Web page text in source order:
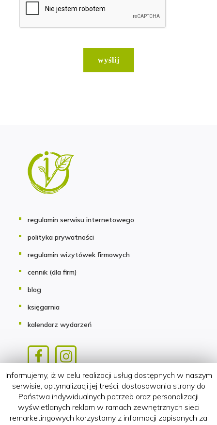
regulamin serwisu internetowego
polityka prywatności
regulamin wizytówek firmowych
cennik (dla firm)
blog
księgarnia
kalendarz wydarzeń
Copyright 2018-2026 HATTERIA.PL
Informujemy, iż w celu realizacji usług dostępnych w naszym
serwisie, optymalizacji jej treści, dostosowania strony do
Państwa indywidualnych potrzeb oraz personalizacji
wyświetlanych reklam w ramach zewnętrznych sieci
remarketingowych korzystamy z informacji zapisanych za